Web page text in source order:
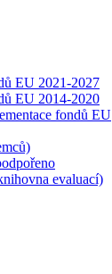
EU 2021-2027
EU 2014-2020
fondů EU
evaluací)